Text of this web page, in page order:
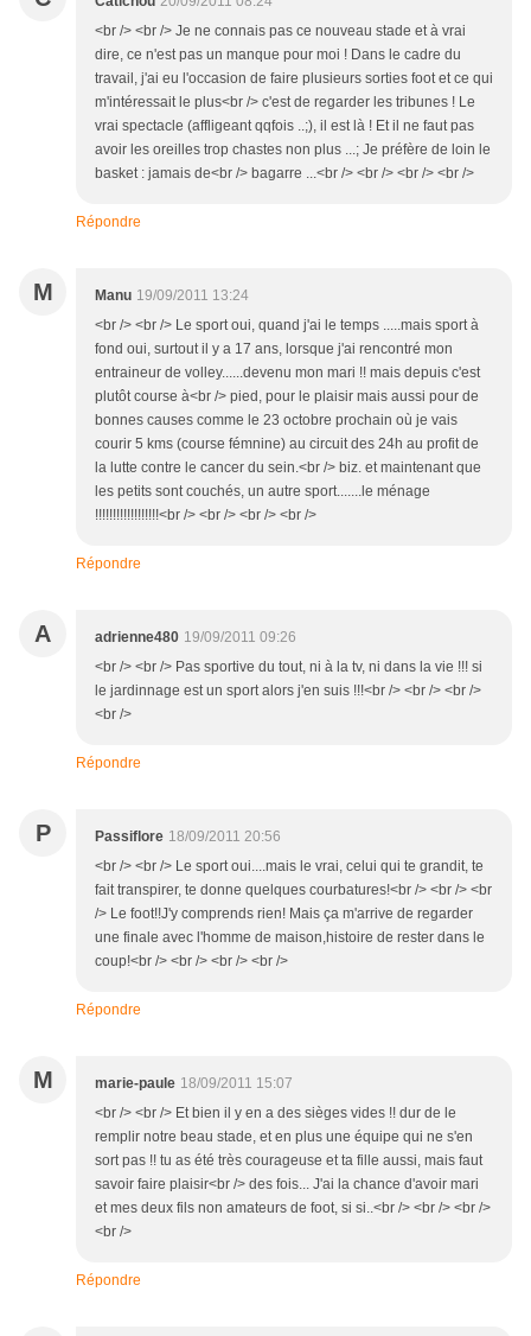
<br /> <br /> Je ne connais pas ce nouveau stade et à vrai
dire, ce n'est pas un manque pour moi ! Dans le cadre du
travail, j'ai eu l'occasion de faire plusieurs sorties foot et ce qui
m'intéressait le plus<br /> c'est de regarder les tribunes ! Le
vrai spectacle (affligeant qqfois ..;), il est là ! Et il ne faut pas
avoir les oreilles trop chastes non plus ...; Je préfère de loin le
basket : jamais de<br /> bagarre ...<br /> <br /> <br /> <br />
Répondre
M Manu 19/09/2011 13:24
<br /> <br /> Le sport oui, quand j'ai le temps .....mais sport à
fond oui, surtout il y a 17 ans, lorsque j'ai rencontré mon
entraineur de volley......devenu mon mari !! mais depuis c'est
plutôt course à<br /> pied, pour le plaisir mais aussi pour de
bonnes causes comme le 23 octobre prochain où je vais
courir 5 kms (course fémnine) au circuit des 24h au profit de
la lutte contre le cancer du sein.<br /> biz. et maintenant que
les petits sont couchés, un autre sport.......le ménage
!!!!!!!!!!!!!!!!!!<br /> <br /> <br /> <br />
Répondre
A adrienne480 19/09/2011 09:26
<br /> <br /> Pas sportive du tout, ni à la tv, ni dans la vie !!! si
le jardinnage est un sport alors j'en suis !!!<br /> <br /> <br />
<br />
Répondre
P Passiflore 18/09/2011 20:56
<br /> <br /> Le sport oui....mais le vrai, celui qui te grandit, te
fait transpirer, te donne quelques courbatures!<br /> <br /> <br
/> Le foot!!J'y comprends rien! Mais ça m'arrive de regarder
une finale avec l'homme de maison,histoire de rester dans le
coup!<br /> <br /> <br /> <br />
Répondre
M marie-paule 18/09/2011 15:07
<br /> <br /> Et bien il y en a des sièges vides !! dur de le
remplir notre beau stade, et en plus une équipe qui ne s'en
sort pas !! tu as été très courageuse et ta fille aussi, mais faut
savoir faire plaisir<br /> des fois... J'ai la chance d'avoir mari
et mes deux fils non amateurs de foot, si si..<br /> <br /> <br />
<br />
Répondre